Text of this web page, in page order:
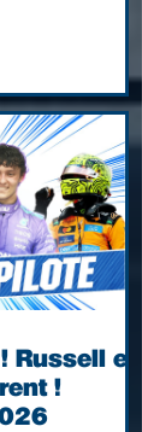
Russell et
!